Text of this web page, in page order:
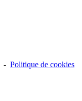
- Politique de cookies